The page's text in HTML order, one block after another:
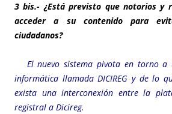
3 bis.- ¿Está previsto que notorios y
acceder a su contenido para
ciudadanos?
El nuevo sistema pivota en torno a
informática llamada DICIREG y de lo
exista una interconexión entre la
registral a Dicireg.